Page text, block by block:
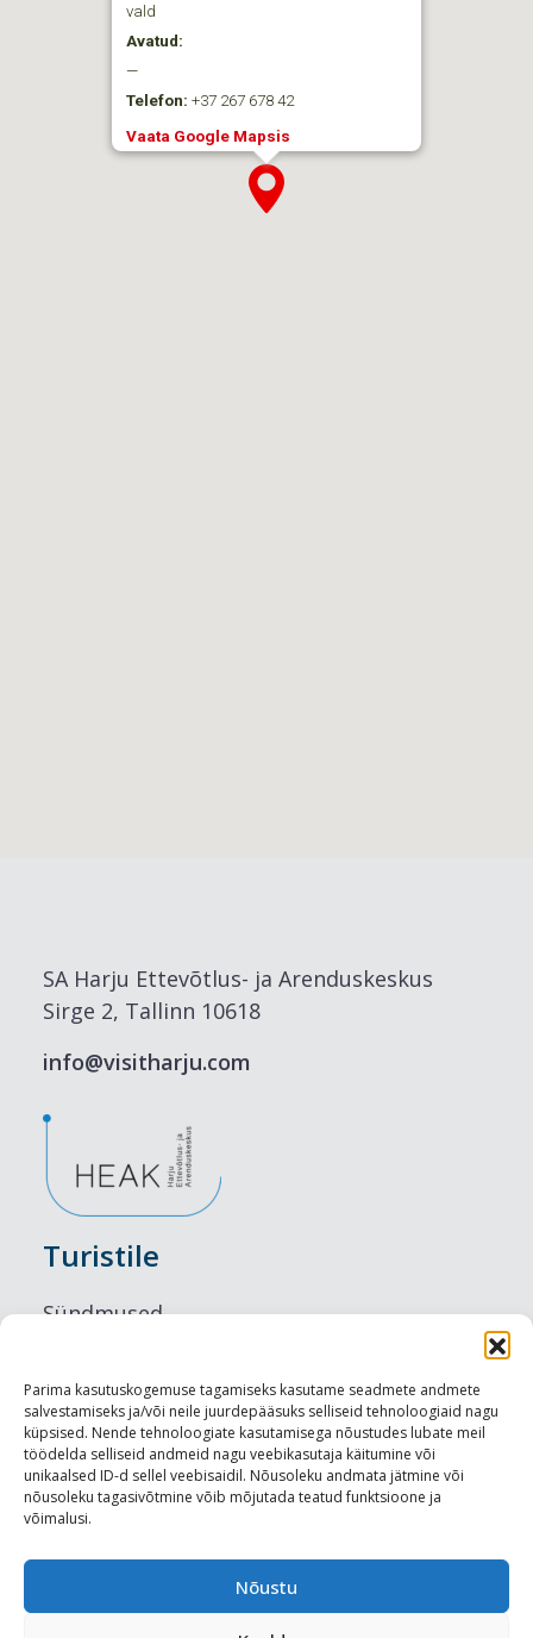
Parima kasutuskogemuse tagamiseks kasutame seadmete andmete
salvestamiseks ja/või neile juurdepääsuks selliseid tehnoloogiaid nagu
küpsised. Nende tehnoloogiate kasutamisega nõustudes lubate meil
töödelda selliseid andmeid nagu veebikasutaja käitumine või
unikaalsed ID-d sellel veebisaidil. Nõusoleku andmata jätmine või
nõusoleku tagasivõtmine võib mõjutada teatud funktsioone ja
võimalusi.
Nõustu
vald
Avatud:
—
Telefon: +37 267 678 42
Vaata Google Mapsis
SA Harju Ettevõtlus- ja Arenduskeskus
Sirge 2, Tallinn 10618
info@visitharju.com
Turistile
Sündmused
Maitseelamused
Vaatamisväärsused
Visit Tallinn
Turismiprofessionaalile